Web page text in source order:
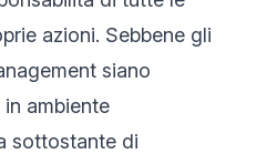
azioni. Sebbene gli
siano
ambiente
sottostante di